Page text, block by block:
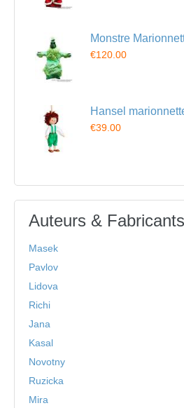
Monstre
€120.00
Hansel
€39.00
Auteurs & Fabricants
Masek
Pavlov
Lidova
Richi
Jana
Kasal
Novotny
Ruzicka
Mira